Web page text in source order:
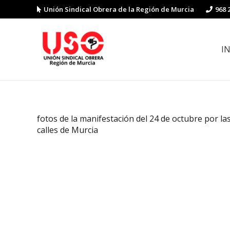
Unión Sindical Obrera de la Región de Murcia 968
fotos de la manifestación del 24 de octubre por las
calles de Murcia